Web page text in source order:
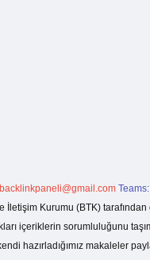
backlinkpaneli@gmail.com Teams:
Kurumu (BTK)
içeriklerin sorumluluğunu
hazırladığımız makaleler